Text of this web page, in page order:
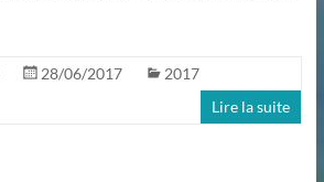
28/06/2017
2017
Lire la suite